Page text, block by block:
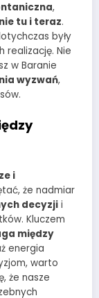
,
tu i teraz.
były
realizację. Nie
w Baranie
wyzwań,
i
że nadmiar
decyzji i
Kluczem
między
energia
warto
że nasze